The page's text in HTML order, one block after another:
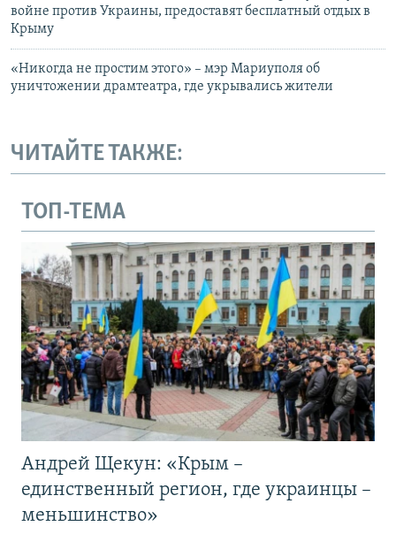
войне против Украины, предоставят бесплатный отдых в
Крыму
«Никогда не простим этого» – мэр Мариуполя об
уничтожении драмтеатра, где укрывались жители
ЧИТАЙТЕ ТАКЖЕ:
ТОП-ТЕМА
Андрей Щекун: «Крым –
единственный регион, где украинцы –
меньшинство»